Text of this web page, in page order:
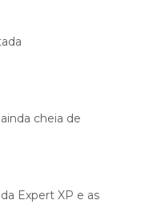
ainda cheia de
Expert XP e as